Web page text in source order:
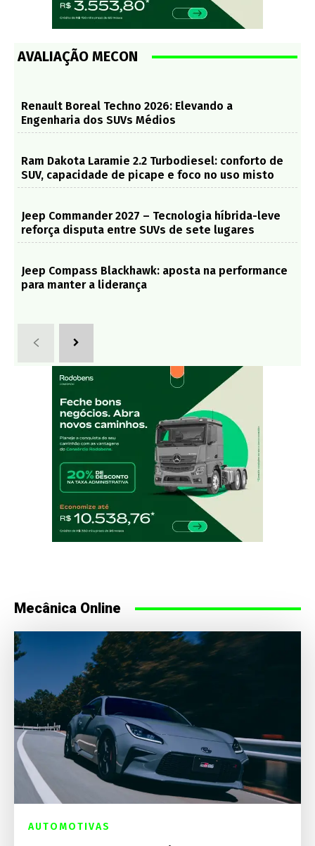
AVALIAÇÃO MECON
Renault Boreal Techno 2026: Elevando a
Engenharia dos SUVs Médios
Ram Dakota Laramie 2.2 Turbodiesel: conforto de
SUV, capacidade de picape e foco no uso misto
Jeep Commander 2027 – Tecnologia híbrida-leve
reforça disputa entre SUVs de sete lugares
Jeep Compass Blackhawk: aposta na performance
para manter a liderança
Mecânica Online
AUTOMOTIVAS